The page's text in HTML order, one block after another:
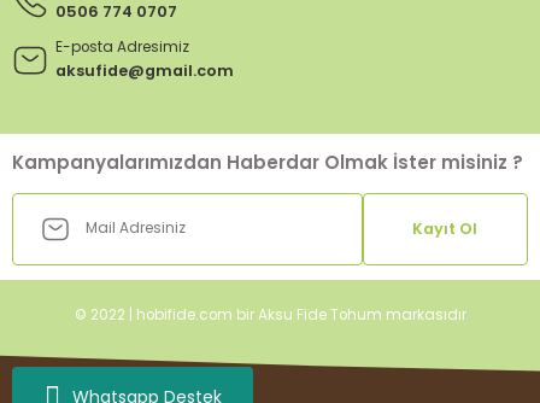
Whatsapp Destek
0506 774 0707
E-posta Adresimiz
aksufide@gmail.com
Kampanyalarımızdan Haberdar Olmak İster misiniz ?
Kayıt Ol
© 2022 | hobifide.com bir Aksu Fide Tohum markasıdır